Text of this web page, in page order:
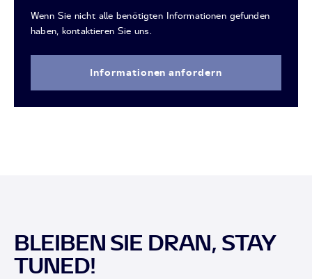
Wenn Sie nicht alle benötigten Informationen gefunden
haben, kontaktieren Sie uns.
Informationen anfordern
BLEIBEN SIE DRAN, STAY
TUNED!